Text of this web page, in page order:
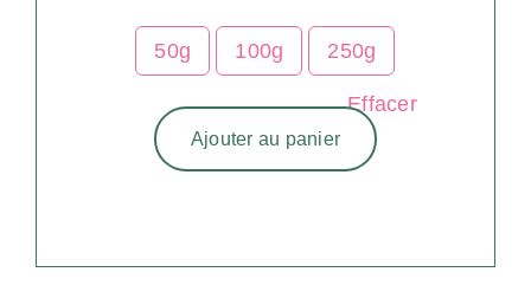
50g 100g 250g
Effacer
Ajouter au panier